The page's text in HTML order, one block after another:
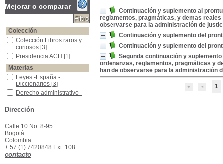
Continuación y suplemento al
reglamentos, pragmáticas, y demas
observarse para la administración de
Continuación y suplemento del
Continuación y suplemento del
Segunda continuación y
ordenanzas, reglamentos, pragmáticas y
han de observarse para la administración
1
Mejorar o comparar
Colección
Colección Libros raros y curiosos
Colección Libros raros y
curiosos [3]
Presidencia ACH
Presidencia ACH [1]
Materias
Leyes -España -Diccionarios
Leyes -España -
Diccionarios [3]
Derecho administrativo -España -Diccionarios
Derecho administrativo -
Derecho Administrativo-España-diccionarios
Derecho Administrativo-
Derecho Indiana -Administrativo -España -Diccionarios
Derecho Indiana -
Administrativo -España -
Diccionarios
España- Leyes-1792-1799-diccionarios
España- Leyes-1792-
1799-diccionarios
Dirección
Calle 10 No. 8-95
Bogotá
Colombia
+ 57 (1) 7420848 Ext. 108
contacto